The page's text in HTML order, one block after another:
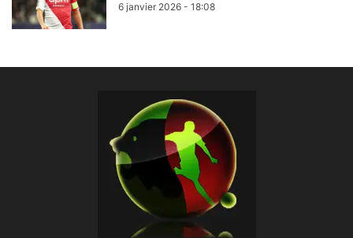
6 janvier 2026 - 18:08